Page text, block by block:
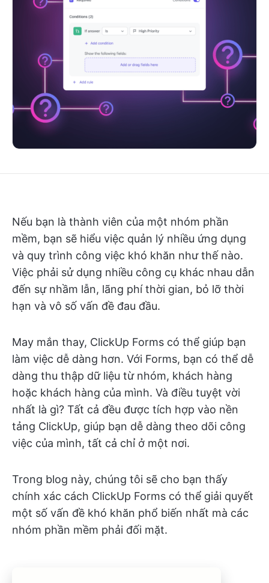
Nếu bạn là thành viên của một nhóm phần
mềm, bạn sẽ hiểu việc quản lý nhiều ứng dụng
và quy trình công việc khó khăn như thế nào.
Việc phải sử dụng nhiều công cụ khác nhau dẫn
đến sự nhầm lẫn, lãng phí thời gian, bỏ lỡ thời
hạn và vô số vấn đề đau đầu.
May mắn thay, ClickUp Forms có thể giúp bạn
làm việc dễ dàng hơn. Với Forms, bạn có thể dễ
dàng thu thập dữ liệu từ nhóm, khách hàng
hoặc khách hàng của mình. Và điều tuyệt vời
nhất là gì? Tất cả đều được tích hợp vào nền
tảng ClickUp, giúp bạn dễ dàng theo dõi công
việc của mình, tất cả chỉ ở một nơi.
Trong blog này, chúng tôi sẽ cho bạn thấy
chính xác cách ClickUp Forms có thể giải quyết
một số vấn đề khó khăn phổ biến nhất mà các
nhóm phần mềm phải đối mặt.